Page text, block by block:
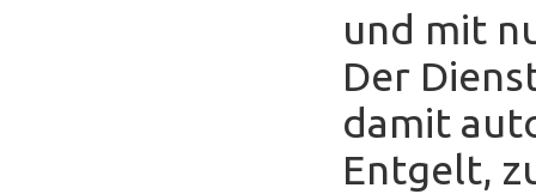
und mit
Der
damit
Entgelt,